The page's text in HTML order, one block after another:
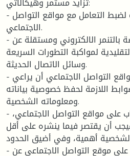
- وضع التشريعات اللازمة لضبط التعامل مع مواقع التواصل
الاجتماعي.
- ضرورة وضع قوانين خاصة بالتنمر الالكتروني ومستقلة عن
لمواكبة التطورات السريعة
وسائل الاتصال الحديثة.
- يتعين على كل مستخدم لمواقع التواصل الاجتماعي أن يراعي
اللازمة لحفظ خصوصية بياناته
ومعلوماته الشخصية.
- الحرص على إنشاء حساب على مواقع التواصل الاجتماعي،
أن يقتصر فيما ينشره على أقل
أهمية، وفي أضيق الحدود.
- تأمين المستخدم حسابه على موقع التواصل الاجتماعي عن